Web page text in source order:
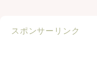
スポンサーリンク